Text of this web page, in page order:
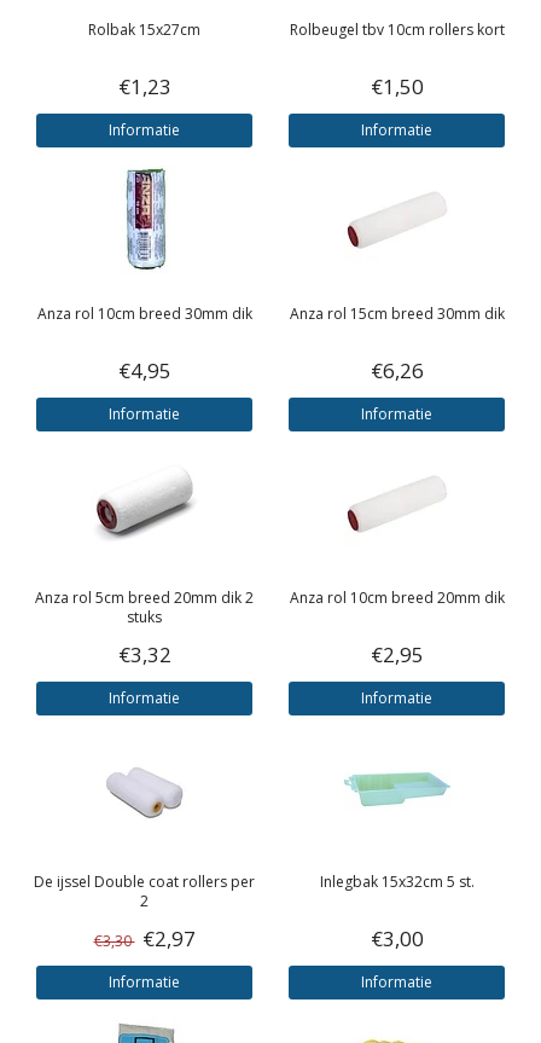
Rolbak 15x27cm
€1,23
Informatie
Rolbeugel tbv 10cm rollers kort
€1,50
Informatie
Anza rol 10cm breed 30mm dik
€4,95
Informatie
Anza rol 15cm breed 30mm dik
€6,26
Informatie
Anza rol 5cm breed 20mm dik 2
stuks
€3,32
Informatie
Anza rol 10cm breed 20mm dik
€2,95
Informatie
De ijssel Double coat rollers per
2
€3,30 €2,97
Informatie
Inlegbak 15x32cm 5 st.
€3,00
Informatie